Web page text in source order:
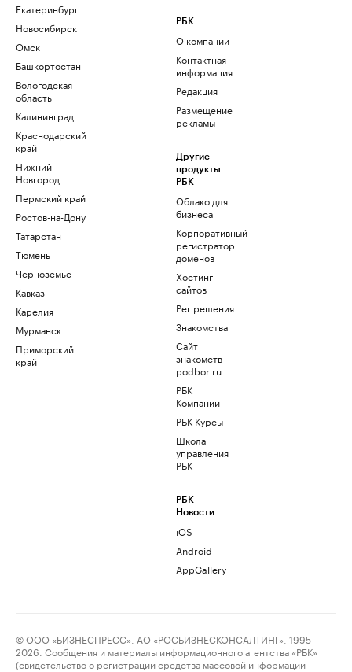
Екатеринбург
Новосибирск
Омск
Башкортостан
Вологодская
область
Калининград
Краснодарский
край
Нижний
Новгород
Пермский край
Ростов-на-Дону
Татарстан
Тюмень
Черноземье
Кавказ
Карелия
Мурманск
Приморский
край
РБК
О компании
Контактная
информация
Редакция
Размещение
рекламы
Другие
продукты
РБК
Облако для
бизнеса
Корпоративный
регистратор
доменов
Хостинг
сайтов
Рег.решения
Знакомства
Сайт
знакомств
podbor.ru
РБК
Компании
РБК Курсы
Школа
управления
РБК
РБК
Новости
iOS
Android
AppGallery
© ООО «БИЗНЕСПРЕСС», АО «РОСБИЗНЕСКОНСАЛТИНГ», 1995–
2026. Сообщения и материалы информационного агентства «РБК»
(свидетельство о регистрации средства массовой информации